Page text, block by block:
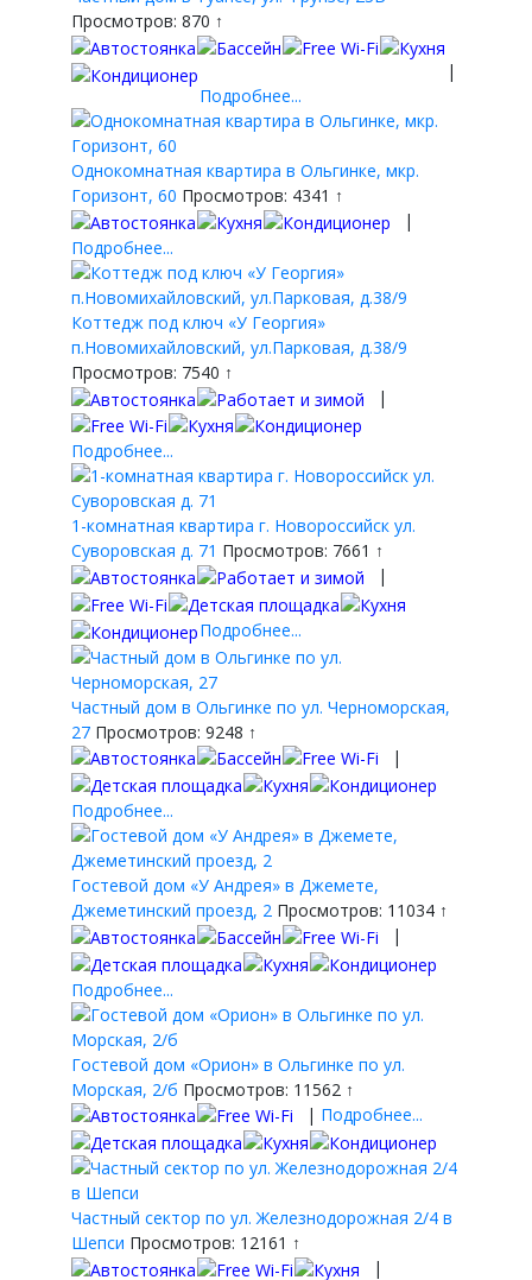
Просмотров: 870 ↑
|
Подробнее...
Однокомнатная квартира в Ольгинке, мкр.
Горизонт, 60 Просмотров: 4341 ↑
|
Подробнее...
Коттедж под ключ «У Георгия»
п.Новомихайловский, ул.Парковая, д.38/9
Просмотров: 7540 ↑
|
Подробнее...
1-комнатная квартира г. Новороссийск ул.
Суворовская д. 71 Просмотров: 7661 ↑
|
Подробнее...
Частный дом в Ольгинке по ул. Черноморская,
27 Просмотров: 9248 ↑
|
Подробнее...
Гостевой дом «У Андрея» в Джемете,
Джеметинский проезд, 2 Просмотров: 11034 ↑
|
Подробнее...
Гостевой дом «Орион» в Ольгинке по ул.
Морская, 2/б Просмотров: 11562 ↑
| Подробнее...
Частный сектор по ул. Железнодорожная 2/4 в
Шепси Просмотров: 12161 ↑
|